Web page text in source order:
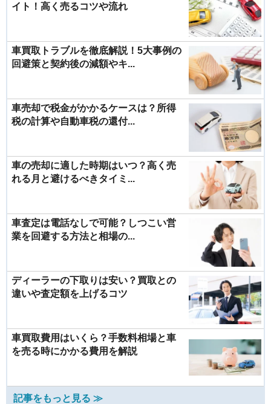
イト！高く売るコツや流れ
車買取トラブルを徹底解説！5大事例の
回避策と契約後の減額やキ...
車売却で税金がかかるケースは？所得
税の計算や自動車税の還付...
車の売却に適した時期はいつ？高く売
れる月と避けるべきタイミ...
車査定は電話なしで可能？しつこい営
業を回避する方法と相場の...
ディーラーの下取りは安い？買取との
違いや査定額を上げるコツ
車買取費用はいくら？手数料相場と車
を売る時にかかる費用を解説
記事をもっと見る ≫